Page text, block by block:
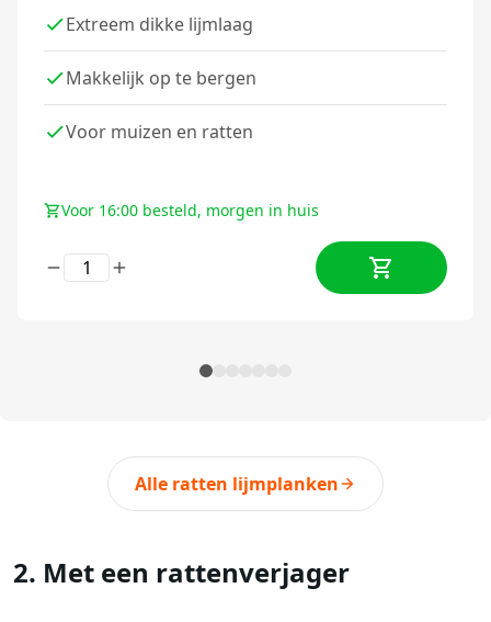
Extreem dikke lijmlaag
Makkelijk op te bergen
Voor muizen en ratten
Voor 16:00 besteld, morgen in huis
Alle ratten lijmplanken
2. Met een rattenverjager